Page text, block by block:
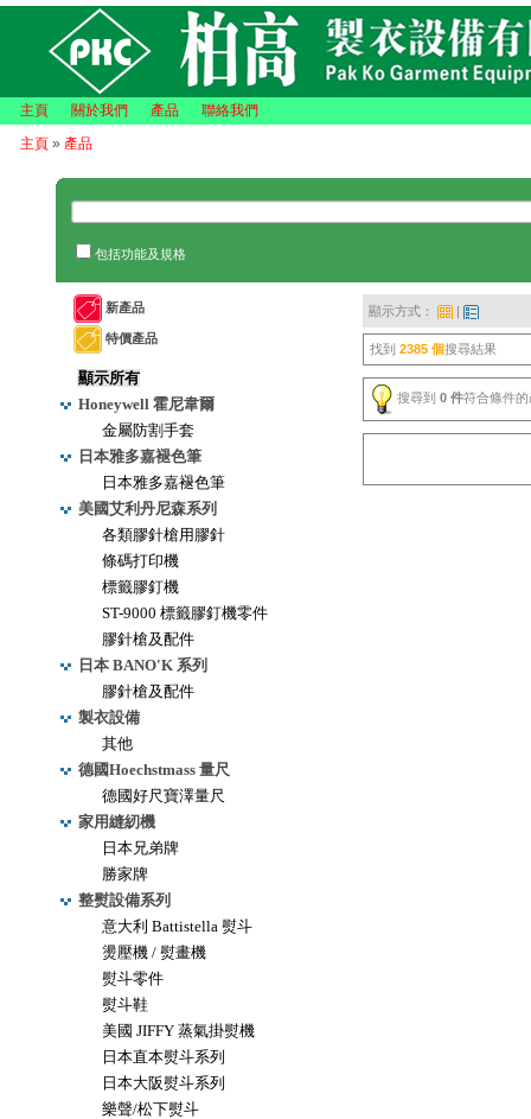
主頁 關於我們 產品
聯絡我們
主頁 » 產品
包括功能及規格
新產品
特價產品
顯示所有
Honeywell 霍尼韋爾
金屬防割手套
日本雅多嘉褪色筆
日本雅多嘉褪色筆
美國艾利丹尼森系列
各類膠針槍用膠針
條碼打印機
標籤膠釘機
ST-9000 標籤膠釘機零件
膠針槍及配件
日本 BANO'K 系列
膠針槍及配件
製衣設備
其他
德國Hoechstmass 量尺
德國好尺寶澤量尺
家用縫紉機
日本兄弟牌
勝家牌
整熨設備系列
意大利 Battistella 熨斗
燙壓機 / 熨畫機
熨斗零件
熨斗鞋
美國 JIFFY 蒸氣掛熨機
日本直本熨斗系列
日本大阪熨斗系列
樂聲/松下熨斗
顯示方式： |
找到 2385 個搜尋結果
搜尋到 0 件符合條件